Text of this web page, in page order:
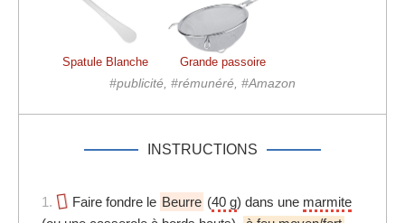
Spatule Blanche Grande passoire
#publicité, #rémunéré, #Amazon
INSTRUCTIONS
1. Faire fondre le Beurre (40 g) dans une marmite